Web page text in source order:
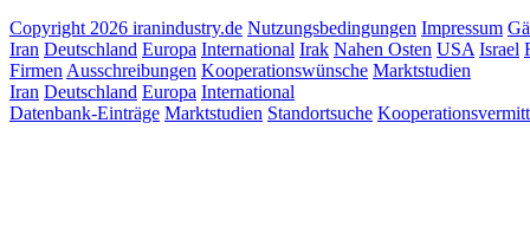
Copyright 2026 iranindustry.de Nutzungsbedingungen Impressum
Iran Deutschland Europa International Irak Nahen Osten USA Israel
Firmen Ausschreibungen Kooperationswünsche Marktstudien
Iran Deutschland Europa International
Datenbank-Einträge Marktstudien Standortsuche